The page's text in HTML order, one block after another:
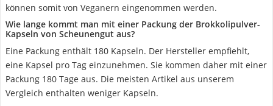
können somit von Veganern eingenommen werden.
Wie lange kommt man mit einer Packung der Brokkolipulver-
Kapseln von Scheunengut aus?
Eine Packung enthält 180 Kapseln. Der Hersteller empfiehlt,
eine Kapsel pro Tag einzunehmen. Sie kommen daher mit einer
Packung 180 Tage aus. Die meisten Artikel aus unserem
Vergleich enthalten weniger Kapseln.